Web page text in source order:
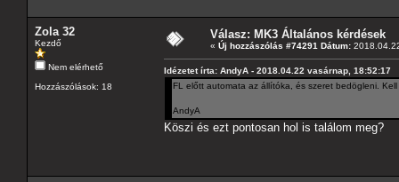
Zola 32
Kezdő
Nem elérhető
Hozzászólások: 18
Válasz: MK3 Általános kérdések
« Új hozzászólás #74291 Dátum:
Idézetet írta: AndyA - 2018.04.22 vasárnap, 18:52:17
FL előtt automata az állítóka, és szeret bedögleni.
AndyA
Köszi és ezt pontosan hol is találom meg?